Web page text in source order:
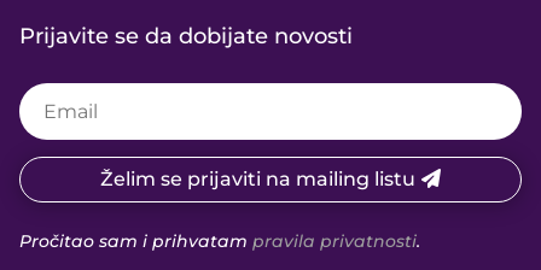
Prijavite se da dobijate novosti
Želim se prijaviti na mailing listu
Pročitao sam i prihvatam pravila privatnosti.